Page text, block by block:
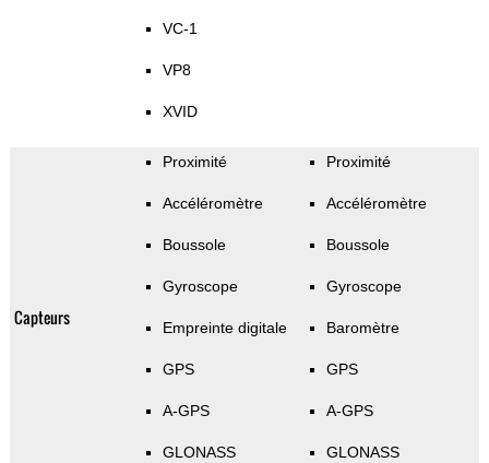
VC-1
VP8
XVID
Capteurs
Proximité
Accéléromètre
Boussole
Gyroscope
Empreinte digitale
GPS
A-GPS
GLONASS
Proximité
Accéléromètre
Boussole
Gyroscope
Baromètre
GPS
A-GPS
GLONASS